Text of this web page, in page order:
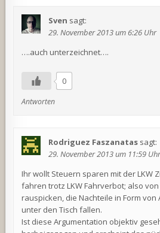
Sven sagt:
29. November 2013 um 6:26 Uhr
….auch unterzeichnet….
0
Antworten
Rodriguez Faszanatas sagt:
29. November 2013 um 11:59
Ihr wollt Steuern sparen mit der LKW
fahren trotz LKW Fahrverbot; also
rauspicken, die Nachteile in Form
unter den Tisch fallen.
Ist diese Argumentation objektiv